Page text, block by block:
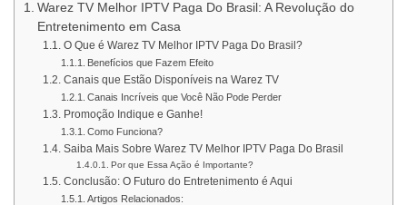
Warez TV Melhor IPTV Paga Do Brasil: A Revolução do
Entretenimento em Casa
O Que é Warez TV Melhor IPTV Paga Do Brasil?
Benefícios que Fazem Efeito
Canais que Estão Disponíveis na Warez TV
Canais Incríveis que Você Não Pode Perder
Promoção Indique e Ganhe!
Como Funciona?
Saiba Mais Sobre Warez TV Melhor IPTV Paga Do Brasil
Por que Essa Ação é Importante?
Conclusão: O Futuro do Entretenimento é Aqui
Artigos Relacionados: